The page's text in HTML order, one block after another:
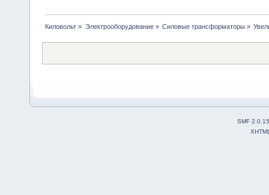
Киловольт » Электрооборудование» Силовые трансформаторы»
SMF 2.0.15